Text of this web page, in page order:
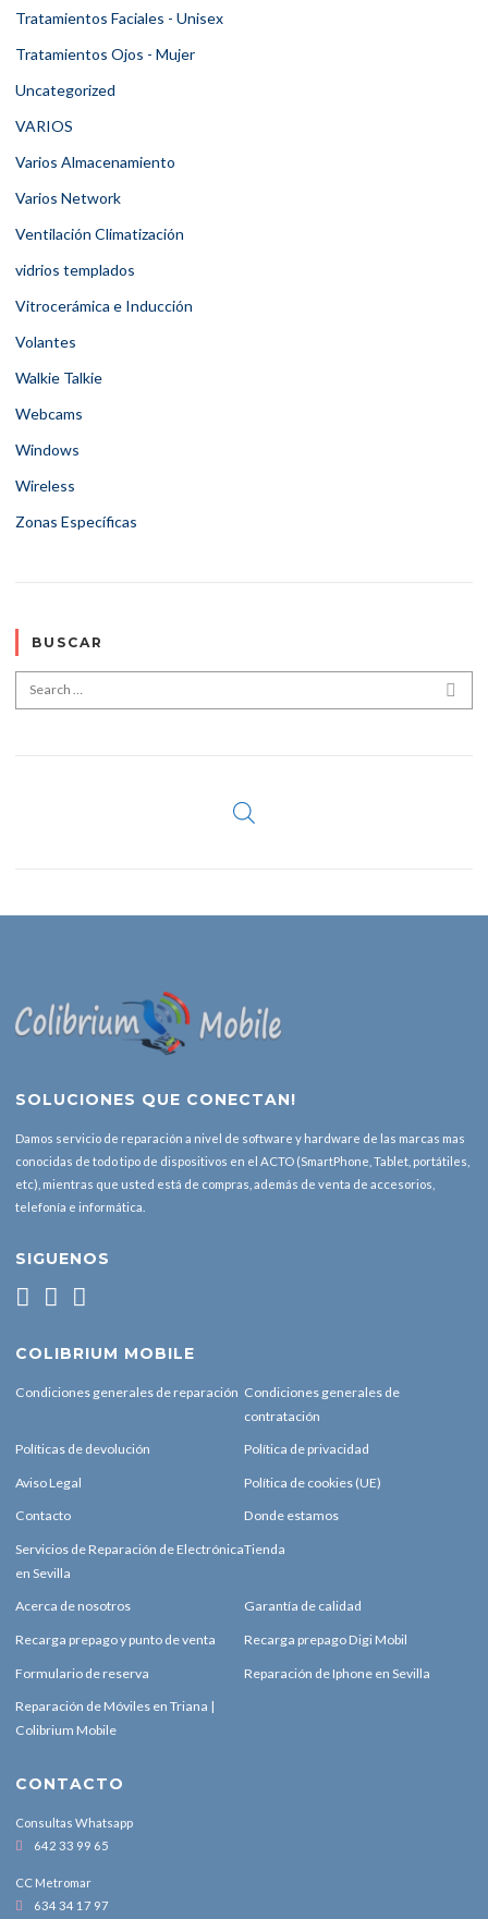
Tratamientos Faciales - Unisex
Tratamientos Ojos - Mujer
Uncategorized
VARIOS
Varios Almacenamiento
Varios Network
Ventilación Climatización
vidrios templados
Vitrocerámica e Inducción
Volantes
Walkie Talkie
Webcams
Windows
Wireless
Zonas Específicas
BUSCAR
Search for:
SOLUCIONES QUE CONECTAN!
Damos servicio de reparación a nivel de software y hardware de las marcas mas
conocidas de todo tipo de dispositivos en el ACTO (SmartPhone, Tablet, portátiles,
etc), mientras que usted está de compras, además de venta de accesorios,
telefonía e informática.
SIGUENOS
COLIBRIUM MOBILE
Condiciones generales de reparación Condiciones generales de
contratación
Políticas de devolución Política de privacidad
Aviso Legal Política de cookies (UE)
Contacto Donde estamos
Servicios de Reparación de Electrónica
en Sevilla
Tienda
Acerca de nosotros Garantía de calidad
Recarga prepago y punto de venta Recarga prepago Digi Mobil
Formulario de reserva Reparación de Iphone en Sevilla
Reparación de Móviles en Triana |
Colibrium Mobile
CONTACTO
Consultas Whatsapp
642 33 99 65
CC Metromar
634 34 17 97